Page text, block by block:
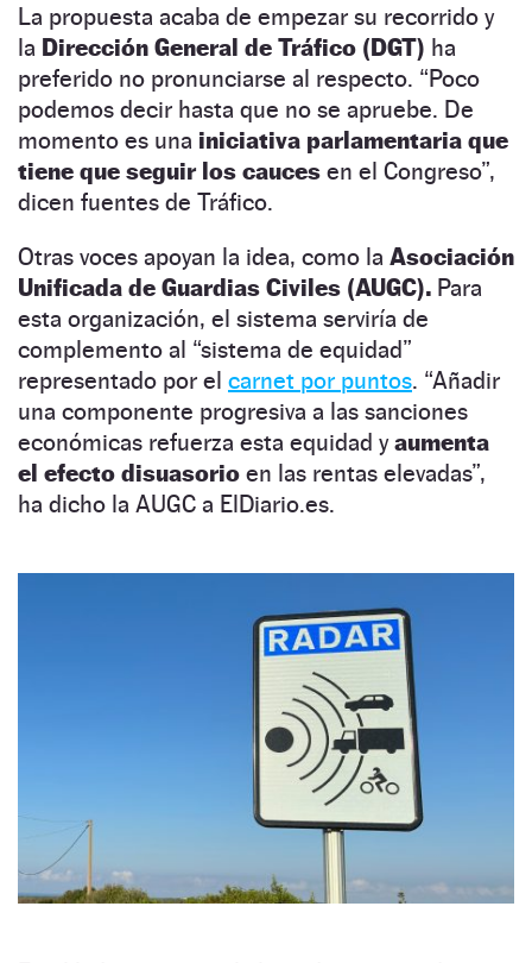
La propuesta acaba de empezar su recorrido y
la Dirección General de Tráfico (DGT) ha
preferido no pronunciarse al respecto. “Poco
podemos decir hasta que no se apruebe. De
momento es una iniciativa parlamentaria que
tiene que seguir los cauces en el Congreso”,
dicen fuentes de Tráfico.
Otras voces apoyan la idea, como la Asociación
Unificada de Guardias Civiles (AUGC). Para
esta organización, el sistema serviría de
complemento al “sistema de equidad”
representado por el carnet por puntos. “Añadir
una componente progresiva a las sanciones
económicas refuerza esta equidad yaumenta
el efecto disuasorio en las rentas elevadas”,
ha dicho la AUGC a ElDiario.es.